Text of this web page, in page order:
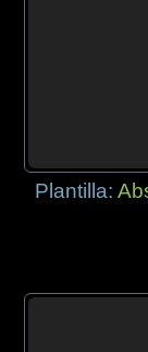
Plantilla: